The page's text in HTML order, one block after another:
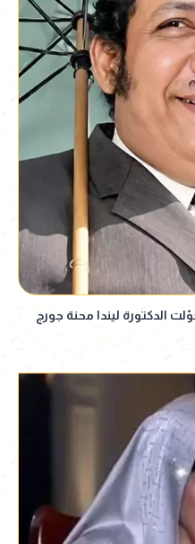
حوّلت الدكتورة ليندا محنة جورج